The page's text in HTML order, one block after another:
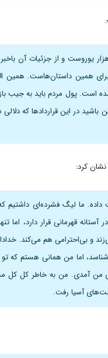
که قرارداد این دو بازیکن یک میلیون دلار نیست و یک میلیون و ۱۵۰
برای همین داستان‌هاست.
است. پول مردم باید به جیب
نشان کرد:
ما لیگ فشرده‌ای داشتیم که
قهرمانی قرار دارد، اما
و بی‌احترامی هم می‌کند.
اما من همانی هستم که
من آمدی. من به خاطر کل کل
آسیا رفت.